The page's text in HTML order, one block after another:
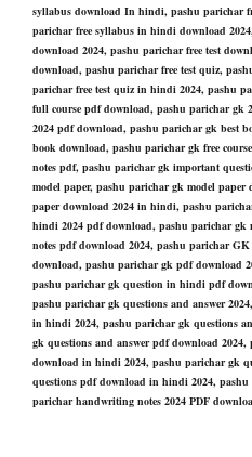
syllabus download In hindi, pashu parichar
parichar free syllabus in hindi download
download 2024, pashu parichar free test
download, pashu parichar free test quiz,
parichar free test quiz in hindi 2024, pashu
full course pdf download, pashu parichar gk
2024 pdf download, pashu parichar gk best
book download, pashu parichar gk free
notes pdf, pashu parichar gk important
model paper, pashu parichar gk model
paper download 2024 in hindi, pashu
hindi 2024 pdf download, pashu parichar
notes pdf download 2024, pashu parichar
download, pashu parichar gk pdf download
pashu parichar gk question in hindi pdf
pashu parichar gk questions and answer
in hindi 2024, pashu parichar gk questions
gk questions and answer pdf download
download in hindi 2024, pashu parichar gk
questions pdf download in hindi 2024,
parichar handwriting notes 2024 PDF